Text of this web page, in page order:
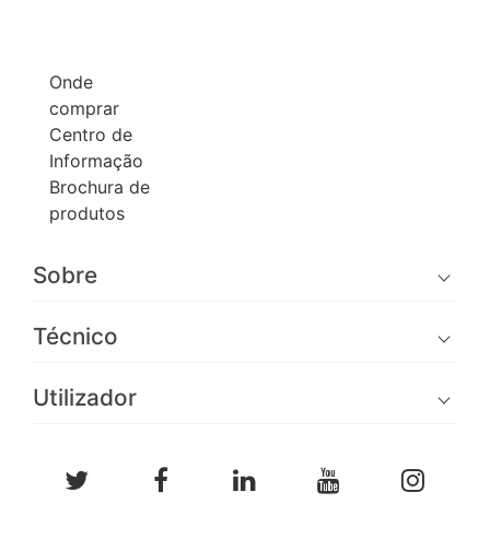
Onde
comprar
Centro de
Informação
Brochura de
produtos
Sobre
Técnico
Utilizador